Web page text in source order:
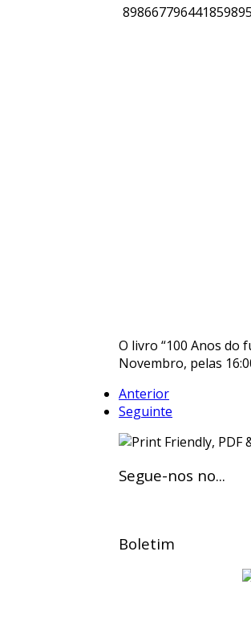
O livro “100 Anos do
Novembro, pelas
Anterior
Seguinte
Segue-nos no...
Boletim